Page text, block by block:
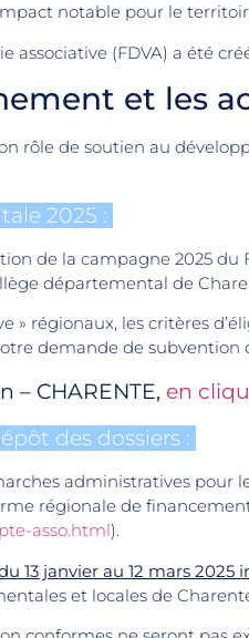
notable pour le
(FDVA) a été
et les
rôle de soutien au
2025 :
de la campagne 2025
départemental de
» régionaux, les critères
demande de subvention
– CHARENTE, en
des dossiers :
administratives pour
régionale de
asso.html).
13 janvier au 12 mars 2025
et locales de